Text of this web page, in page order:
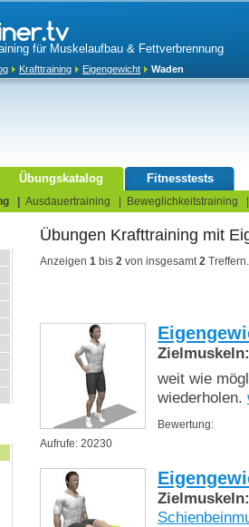
für Muskelaufbau & Fettverbrennung
Krafttraining Eigengewicht Waden
Übungskatalog Fitnesstests
Ausdauertraining Beweglichkeitstraining
Übungen Krafttraining mit
Anzeigen 1 bis 2 von insgesamt2 Treffern.
Zielmuskeln:
weit wie
wiederholen.
Bewertung:
Aufrufe: 20230
Zielmuskeln: